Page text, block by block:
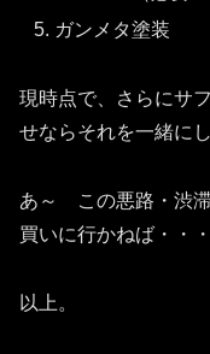
ガンメタ塗装
現時点で、さらにサ
せならそれを一緒に
あ～ この悪路・渋
買いに行かねば・・・
以上。